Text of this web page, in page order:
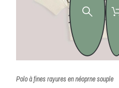
Polo à fines rayures en néoprne souple